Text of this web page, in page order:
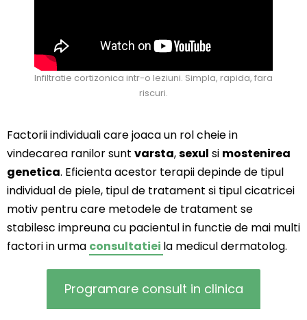
Infiltratie cortizonica intr-o leziuni. Simpla, rapida, fara
riscuri.
Factorii individuali care joaca un rol cheie in
vindecarea ranilor sunt varsta,sexul si mostenirea
genetica. Eficienta acestor terapii depinde de tipul
individual de piele, tipul de tratament si tipul cicatricei
motiv pentru care metodele de tratament se
stabilesc impreuna cu pacientul in functie de mai multi
factori in urma consultatiei la medicul dermatolog.
Programare consult in clinica